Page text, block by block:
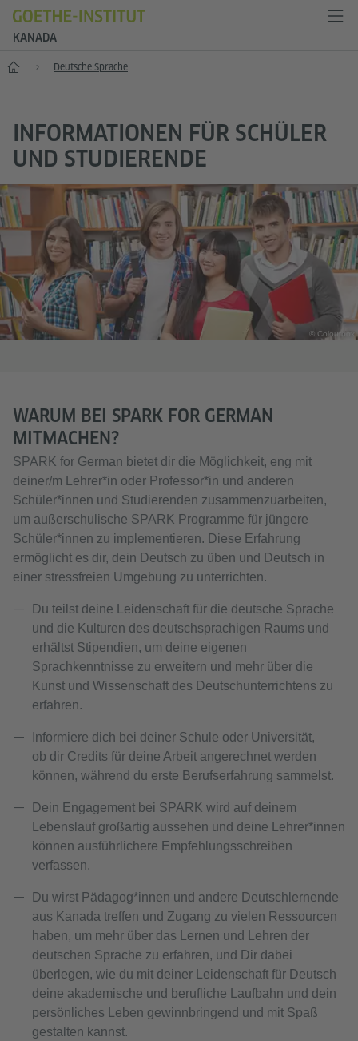
KANADA
Start Deutsche Sprache
INFORMATIONEN FÜR SCHÜLER
UND STUDIERENDE
© Colourbox
WARUM BEI SPARK FOR GERMAN
MITMACHEN?
SPARK for German bietet dir die Möglichkeit, eng mit
deiner/m Lehrer*in oder Professor*in und anderen
Schüler*innen und Studierenden zusammenzuarbeiten,
um außerschulische SPARK Programme für jüngere
Schüler*innen zu implementieren. Diese Erfahrung
ermöglicht es dir, dein Deutsch zu üben und Deutsch in
einer stressfreien Umgebung zu unterrichten.
Du teilst deine Leidenschaft für die deutsche Sprache
und die Kulturen des deutschsprachigen Raums und
erhältst Stipendien, um deine eigenen
Sprachkenntnisse zu erweitern und mehr über die
Kunst und Wissenschaft des Deutschunterrichtens zu
erfahren.
Informiere dich bei deiner Schule oder Universität,
ob dir Credits für deine Arbeit angerechnet werden
können, während du erste Berufserfahrung sammelst.
Dein Engagement bei SPARK wird auf deinem
Lebenslauf großartig aussehen und deine Lehrer*innen
können ausführlichere Empfehlungsschreiben
verfassen.
Du wirst Pädagog*innen und andere Deutschlernende
aus Kanada treffen und Zugang zu vielen Ressourcen
haben, um mehr über das Lernen und Lehren der
deutschen Sprache zu erfahren, und Dir dabei
überlegen, wie du mit deiner Leidenschaft für Deutsch
deine akademische und berufliche Laufbahn und dein
persönliches Leben gewinnbringend und mit Spaß
gestalten kannst.